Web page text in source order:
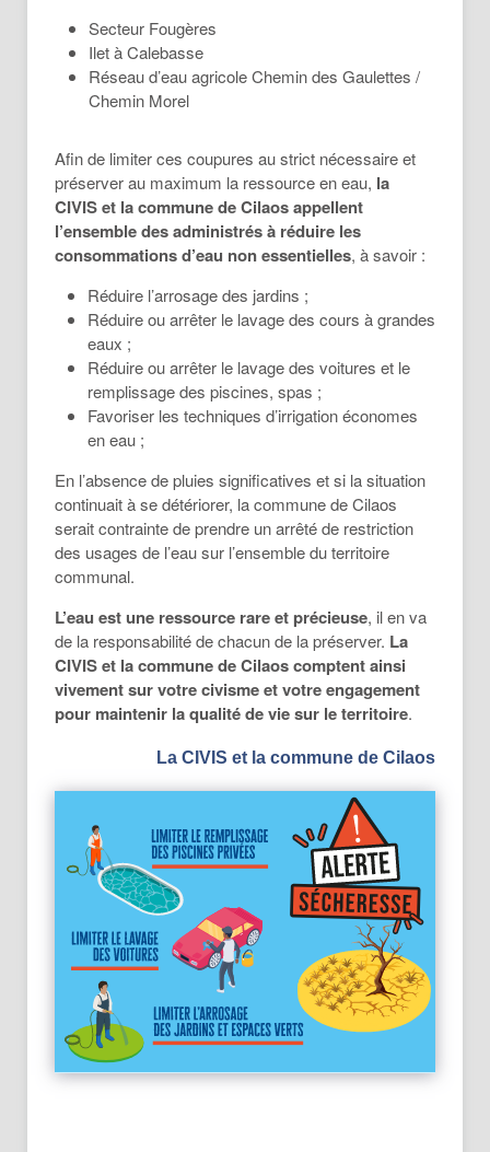
Secteur Fougères
Ilet à Calebasse
Réseau d’eau agricole Chemin des Gaulettes /
Chemin Morel
Afin de limiter ces coupures au strict nécessaire et
préserver au maximum la ressource en eau, la
CIVIS et la commune de Cilaos appellent
l’ensemble des administrés à réduire les
consommations d’eau non essentielles, à savoir :
Réduire l’arrosage des jardins ;
Réduire ou arrêter le lavage des cours à grandes
eaux ;
Réduire ou arrêter le lavage des voitures et le
remplissage des piscines, spas ;
Favoriser les techniques d’irrigation économes
en eau ;
En l’absence de pluies significatives et si la situation
continuait à se détériorer, la commune de Cilaos
serait contrainte de prendre un arrêté de restriction
des usages de l’eau sur l’ensemble du territoire
communal.
L’eau estune ressource rareetprécieuse, il en va
de la responsabilité de chacun de la préserver. La
CIVIS et la commune de Cilaos comptent ainsi
vivement sur votre civisme et votre engagement
pour maintenir la qualité de vie sur le territoire.
La CIVIS et la commune de Cilaos